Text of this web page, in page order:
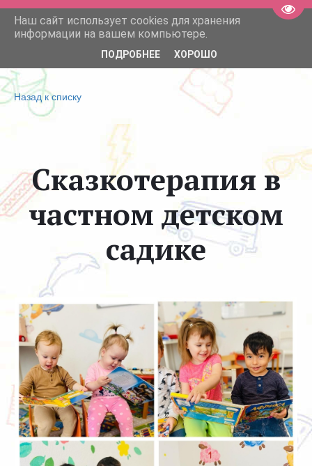
Детские сады Мими Дом
Назад к списку
Сказкотерапия в
частном детском
садике
Наш сайт использует cookies для хранения
информации на вашем компьютере.
ПОДРОБНЕЕ ХОРОШО